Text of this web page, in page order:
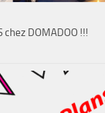
chez DOMADOO !!!